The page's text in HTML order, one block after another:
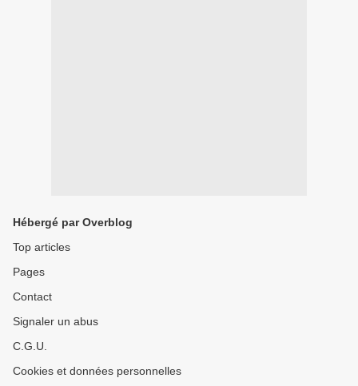
Hébergé par Overblog
Top articles
Pages
Contact
Signaler un abus
C.G.U.
Cookies et données personnelles